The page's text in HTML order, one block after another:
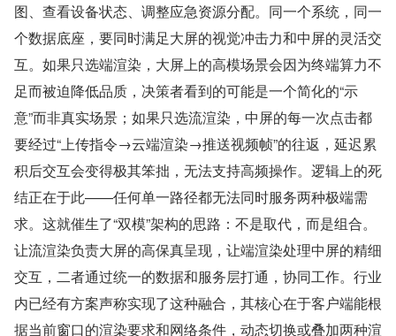
图、查看设备状态、调整应急资源分配。同一个系统，同一
个数据底座，要同时满足大屏的视觉冲击力和中屏的灵活交
互。如果只选端渲染，大屏上的高模场景会因为终端算力不
足而被迫降低品质，决策者看到的可能是一个简化的“示
意”而非真实场景；如果只选流渲染，中屏的每一次点击都
要经过“上传指令→云端渲染→推送视频帧”的往返，延迟累
积后交互会变得极其笨拙，无法支持高频操作。逻辑上的死
结正在于此——任何单一路径都无法同时服务两种极端需
求。这就催生了“双模”架构的思路：不是取代，而是组合。
让流渲染负责大屏的高保真呈现，让端渲染处理中屏的精细
交互，二者通过统一的数据和服务层打通，协同工作。行业
内已经有方案声称实现了这种融合，其核心在于客户端能根
据当前窗口的渲染要求和网络条件，动态切换或叠加两种渲